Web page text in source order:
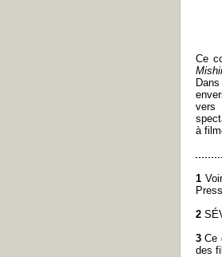
Ce
vers
à
1
2
3 Ce
des